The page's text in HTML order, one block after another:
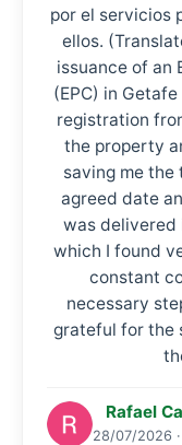
por el servicios
ellos.
issuance of an
(EPC) in
registration
the property
saving me
agreed date
was delivered
which I found
constant
necessary
grateful for the
Rafael
28/07/2026